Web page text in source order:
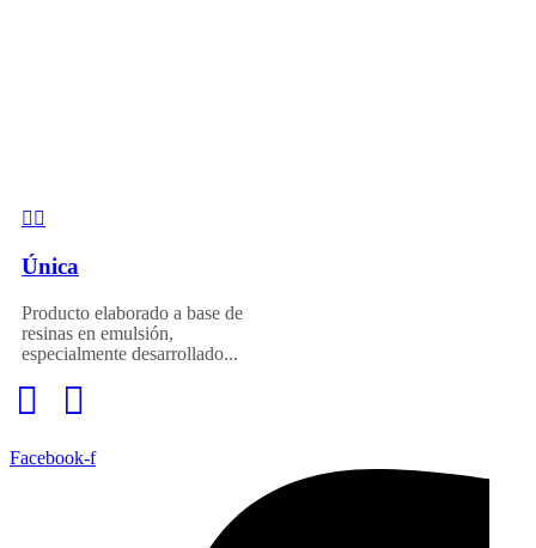
Única
Producto elaborado a base de
resinas en emulsión,
especialmente desarrollado...
Facebook-f